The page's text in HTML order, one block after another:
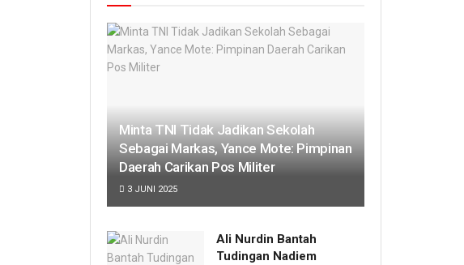
Minta TNI Tidak Jadikan Sekolah
Sebagai Markas, Yance Mote: Pimpinan
Daerah Carikan Pos Militer
3 JUNI 2025
Ali Nurdin Bantah
Tudingan Nadiem